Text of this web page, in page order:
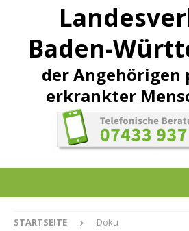
Baden-
der Angehörigen
erkrankter
STARTSEITE Doku